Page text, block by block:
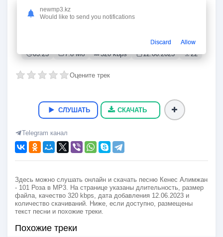
03:23 7.8 Мб 320 kbps 12.06.2023 22
Оцените трек
СЛУШАТЬ СКАЧАТЬ
Telegram канал
Здесь можно слушать онлайн и скачать песню Кенес Алимжан
- 101 Роза в MP3. На странице указаны длительность, размер
файла, качество 320 kbps, дата добавления 12.06.2023 и
количество скачиваний. Ниже, если доступно, размещены
текст песни и похожие треки.
Похожие треки
newmp3.kz
Would like to send you notifications
Discard Allow